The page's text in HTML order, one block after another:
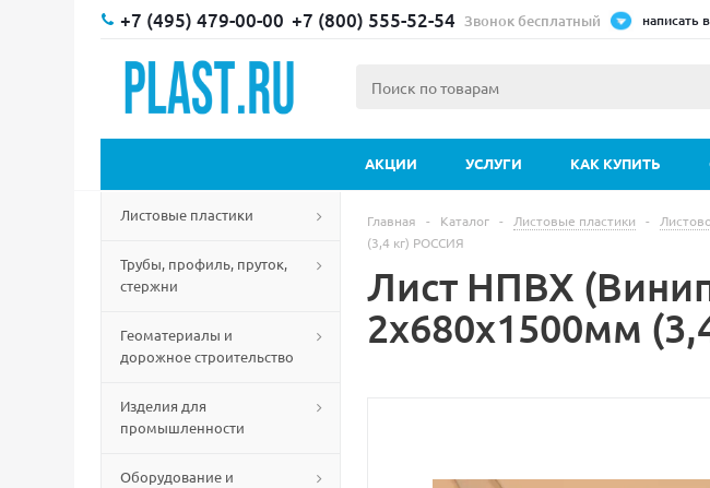
+7 (495) 479-00-00 +7 (800) 555-52-54 Звонок бесплатный написать
АКЦИИ УСЛУГИ КАК КУПИТЬ
Листовые пластики
Трубы, профиль, пруток,
стержни
Геоматериалы и
дорожное строительство
Изделия для
промышленности
Оборудование и
Главная - Каталог - Листовые пластики -
(3,4 кг) РОССИЯ
Лист НПВХ
2х680х1500мм